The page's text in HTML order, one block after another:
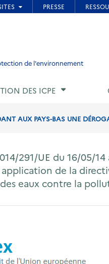
de l'environnement
DES ICPE
AUX PAYS-BAS UNE
291/UE du 16/05/14
de la
eaux contre la